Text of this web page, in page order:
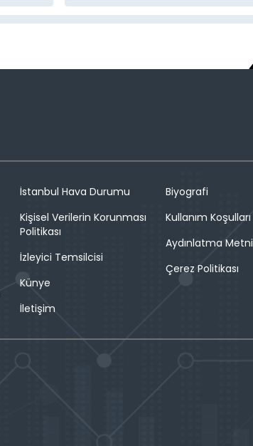
İstanbul Hava Durumu
Kişisel Verilerin Korunması
Politikası
İzleyici Temsilcisi
Künye
İletişim
Biyografi
Kullanım Koşulları
Aydınlatma Metni
Çerez Politikası